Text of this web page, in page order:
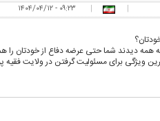
|
| ۰۹:۲۳ - ۱۴۰۴/۰۴/۱۲
همه دیدند شما حتی عرضه دفاع از خودتان را
ویژگی برای مسئولیت گرفتن در ولایت
یک سلسله |
شاه در ایران
ریشه‌های عزاداری
و تاریخ ایران